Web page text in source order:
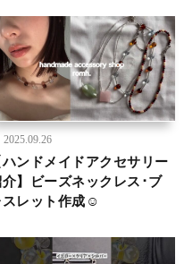
2025.09.26
ハンドメイドアクセサリー
】ビーズネックレス･ブ
スレット作成☺︎